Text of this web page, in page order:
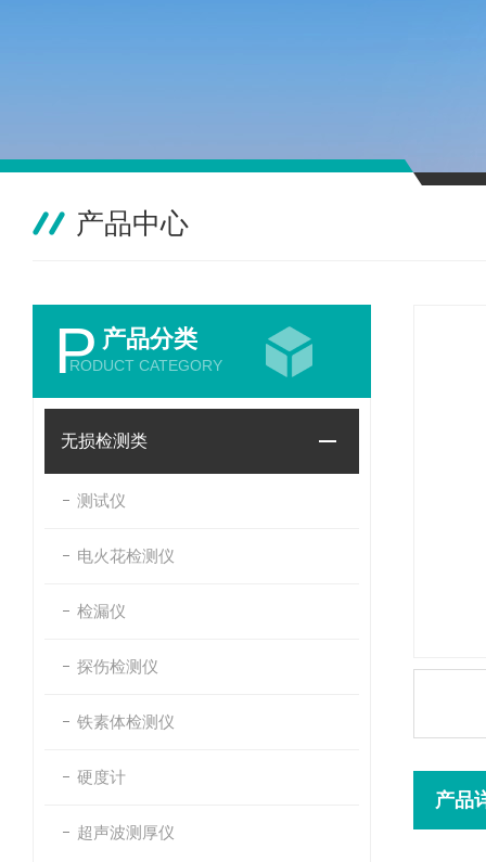
产品中心
P 产品分类
RODUCT CATEGORY
无损检测类
测试仪
电火花检测仪
检漏仪
探伤检测仪
铁素体检测仪
硬度计
超声波测厚仪
产品